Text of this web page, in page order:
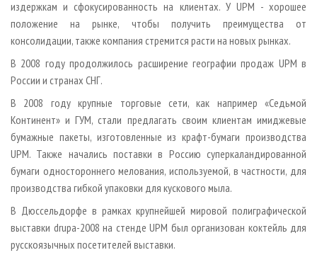
издержкам и сфокусированность на клиентах. У UPM - хорошее
положение на рынке, чтобы получить преимущества от
консолидации, также компания стремится расти на новых рынках.
В 2008 году продолжилось расширение географии продаж UPM в
России и странах СНГ.
В 2008 году крупные торговые сети, как например «Седьмой
Континент» и ГУМ, стали предлагать своим клиентам имиджевые
бумажные пакеты, изготовленные из крафт-бумаги производства
UPM. Также начались поставки в Россию суперкаландированной
бумаги одностороннего мелования, используемой, в частности, для
производства гибкой упаковки для кускового мыла.
В Дюссельдорфе в рамках крупнейшей мировой полиграфической
выставки drupa-2008 на стенде UPM был организован коктейль для
русскоязычных посетителей выставки.